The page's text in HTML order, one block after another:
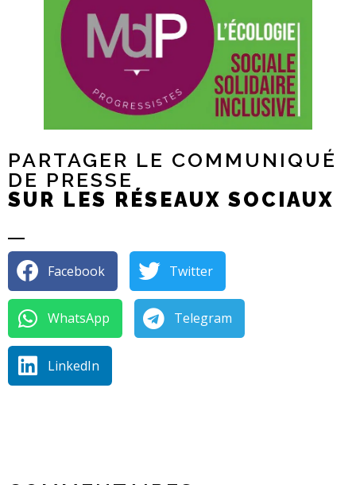
PARTAGER LE COMMUNIQUÉ
DE PRESSE
SUR LES RÉSEAUX SOCIAUX
Facebook Twitter
WhatsApp Telegram
LinkedIn